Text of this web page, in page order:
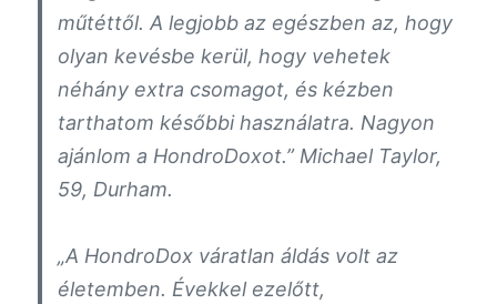
műtéttől. A legjobb az egészben az, hogy
olyan kevésbe kerül, hogy vehetek
néhány extra csomagot, és kézben
tarthatom későbbi használatra. Nagyon
ajánlom a HondroDoxot.” Michael Taylor,
59, Durham.
„A HondroDox váratlan áldás volt az
életemben. Évekkel ezelőtt,